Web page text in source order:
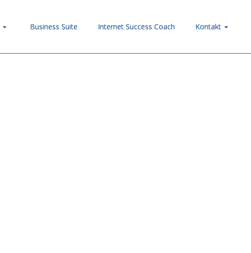
Business Suite Internet Success Coach Kontakt